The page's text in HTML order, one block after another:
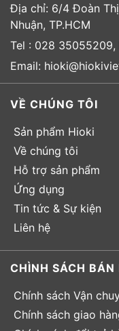
Địa chỉ: 6/4 Đoàn Thị
Nhuận, TP.HCM
Tel : 028
Email:
VỀ CHÚNG TÔI
Sản phẩm Hioki
Về chúng tôi
Hỗ trợ sản phẩm
Ứng dụng
Tin tức & Sự kiện
Liên hệ
CHÌNH SÁCH BÁN
Chính sách Vận
Chính sách giao